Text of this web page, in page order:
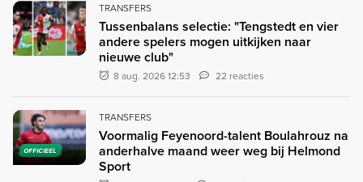
TRANSFERS
Tussenbalans selectie: "Tengstedt en vier
andere spelers mogen uitkijken naar
nieuwe club"
8 aug. 2026 12:53 22 reacties
OFFICIEEL
TRANSFERS
Voormalig Feyenoord-talent Boulahrouz na
anderhalve maand weer weg bij Helmond
Sport